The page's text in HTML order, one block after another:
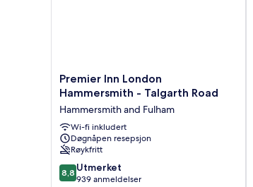
Premier
Inn
Hammersmith
-
Talgarth
Road
Hammersmith
and
Premier Inn London
Hammersmith - Talgarth Road
Hammersmith and Fulham
Wi-fi inkludert
Døgnåpen resepsjon
Røykfritt
8.8
av
8,8 Utmerket
939 anmeldelser